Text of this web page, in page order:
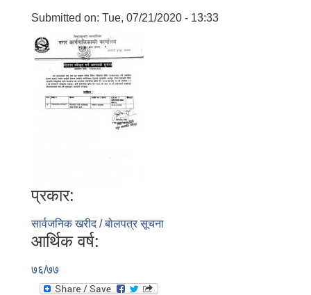
Submitted on: Tue, 07/21/2020 - 13:33
प्रकार:
सार्वजनिक खरीद / बोलपत्र सूचना
आर्थिक वर्ष:
७६/७७